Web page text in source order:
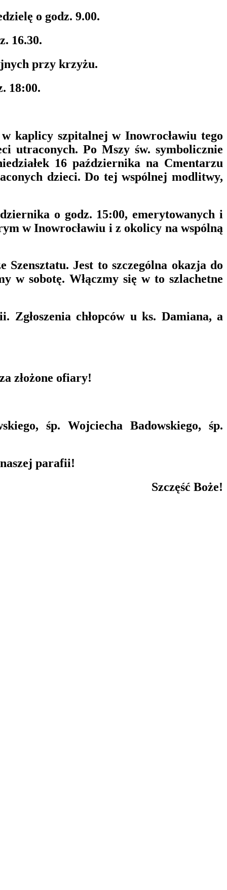
o godz. 9.00.
16.30.
przy krzyżu.
18:00.
kaplicy szpitalnej w Inowrocławiu tego
utraconych. Po Mszy św. symbolicznie
16 października na Cmentarzu
dzieci. Do tej wspólnej modlitwy,
o godz. 15:00, emerytowanych i
w Inowrocławiu i z okolicy na wspólną
Jest to szczególna okazja do
w sobotę. Włączmy się w to szlachetne
chłopców u ks. Damiana, a
złożone ofiary!
śp. Wojciecha Badowskiego, śp.
parafii!
Szczęść Boże!